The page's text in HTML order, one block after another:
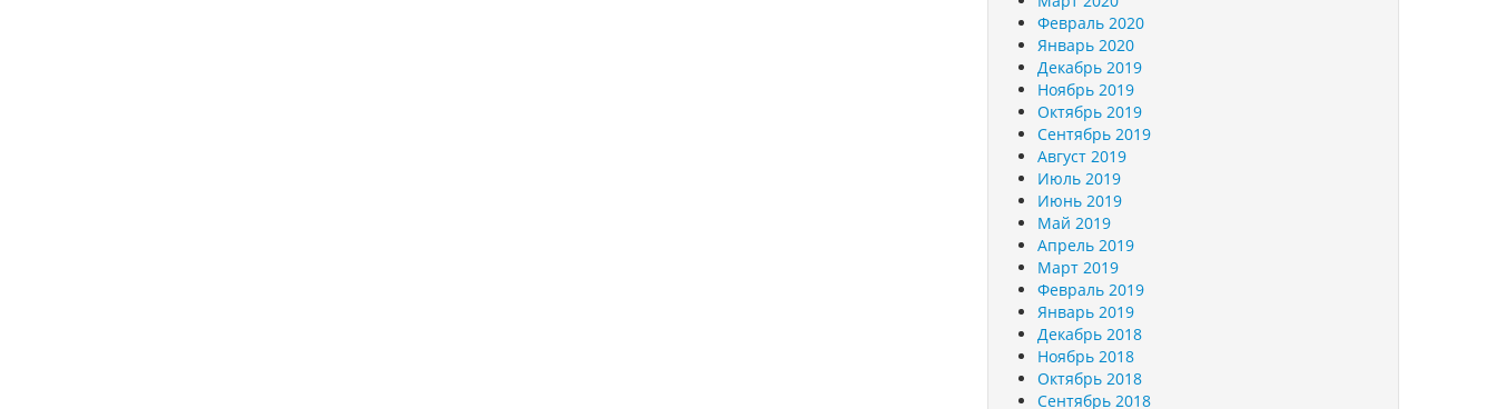
Февраль 2020
Январь 2020
Декабрь 2019
Ноябрь 2019
Октябрь 2019
Сентябрь 2019
Август 2019
Июль 2019
Июнь 2019
Май 2019
Апрель 2019
Март 2019
Февраль 2019
Январь 2019
Декабрь 2018
Ноябрь 2018
Октябрь 2018
Сентябрь 2018